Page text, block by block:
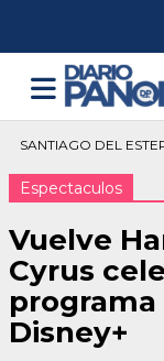
SANTIAGO DEL
Espectaculos
Vuelve
Cyrus
Disney+